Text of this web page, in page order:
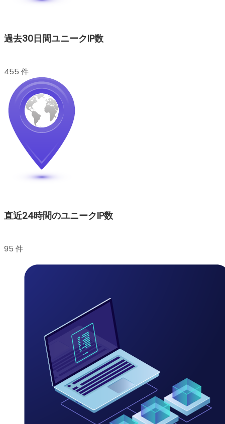
過去30日間ユニークIP数
455 件
直近24時間のユニークIP数
95 件